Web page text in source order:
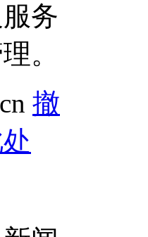
务
。
撤